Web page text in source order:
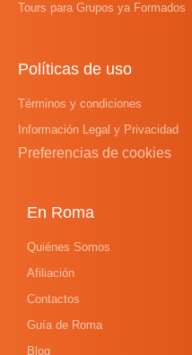
Tours para Grupos ya Formados
Políticas de uso
Términos y condiciones
Información Legal y Privacidad
Preferencias de cookies
En Roma
Quiénes Somos
Afiliación
Contactos
Guía de Roma
Blog